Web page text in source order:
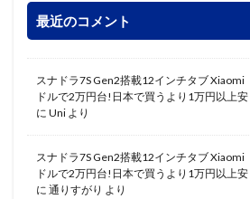
最近のコメント
スナドラ7S Gen2搭載12インチタブ Xiaomi
ドルで2万円台!日本で買うより1万円以上
に Uni より
スナドラ7S Gen2搭載12インチタブ Xiaomi
ドルで2万円台!日本で買うより1万円以上
に 通りすがり より